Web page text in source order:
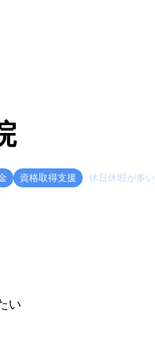
資格取得支援 休日休暇が多い
い